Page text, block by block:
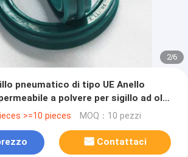
2/6
pneumatico di tipo UE Anello
a polvere per sigillo ad olio
>=10 pieces MOQ：10 pezzi
Contattaci